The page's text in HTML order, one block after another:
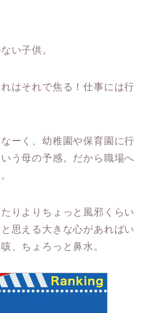
い子供。
はそれで焦る！仕事には行
ーく、幼稚園や保育園に行
う母の予感。だから職場へ
りよりちょっと風邪くらい
思える大きな心があればい
、ちょろっと鼻水。